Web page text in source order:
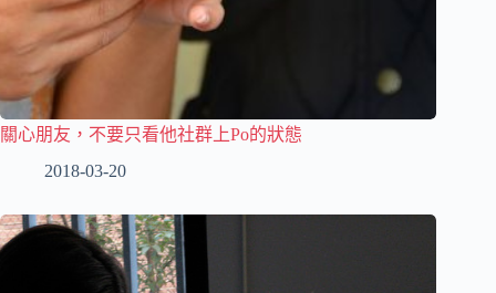
關心朋友，不要只看他社群上Po的狀態
2018-03-20